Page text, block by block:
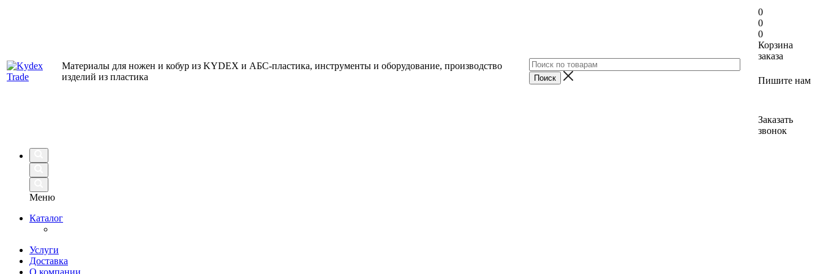
Материалы для ножен и кобур из KYDEX и АБС-пластика, инструменты и оборудование, производство
изделий из пластика
0
0
0
Корзина
заказа
Пишите нам
Заказать
звонок
Меню
Каталог
Услуги
Доставка
О компании